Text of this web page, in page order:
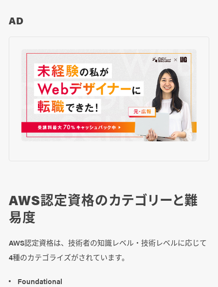
AD
AWS認定資格のカテゴリーと難
易度
AWS認定資格は、技術者の知識レベル・技術レベルに応じて
4種のカテゴライズがされています。
Foundational